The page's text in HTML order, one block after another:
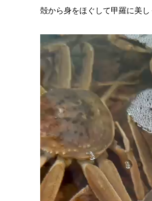
殻から身をほぐして甲羅に美
動
画
プ
レ
ー
ヤ
ー